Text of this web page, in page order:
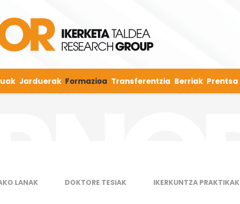
Jarduerak Formazioa Transferentzia Berriak Prentsa
LANAK DOKTORE TESIAK IKERKUNTZA PRAKTIKAK